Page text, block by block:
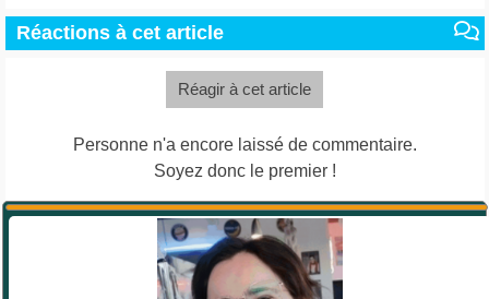
Réactions à cet article
Réagir à cet article
Personne n'a encore laissé de commentaire.
Soyez donc le premier !